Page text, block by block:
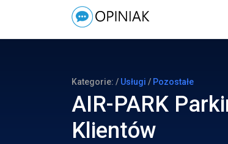
Kategorie: / Usługi / Pozostałe
AIR-PARK
Klientów